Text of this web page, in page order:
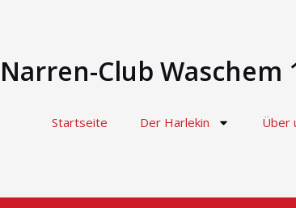
Narren-Club Waschem
Startseite Der Harlekin Über